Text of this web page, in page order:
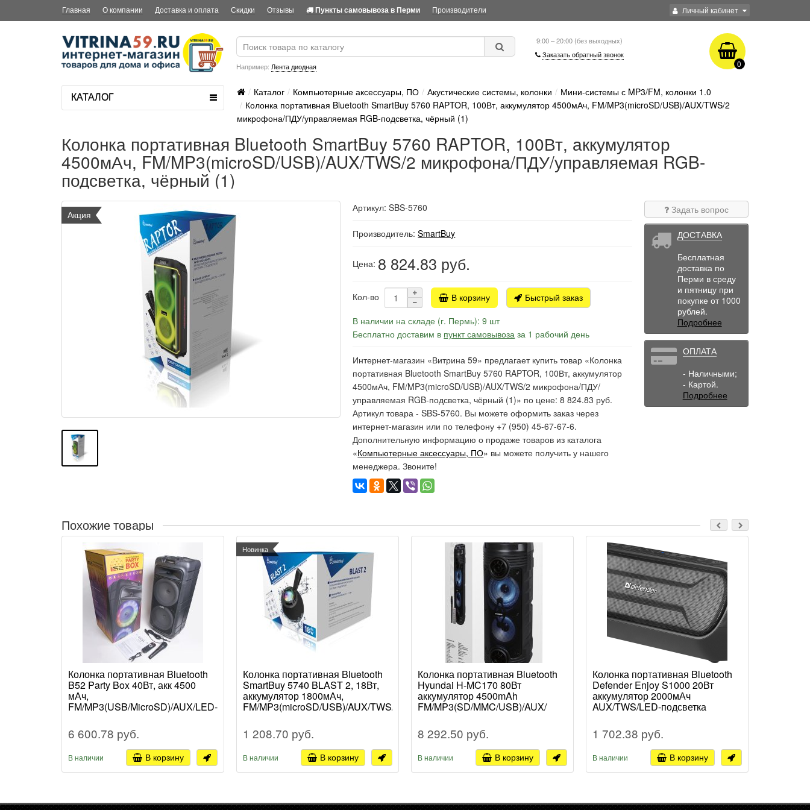
Личный кабинет
Главная О компании Доставка и оплата Скидки Отзывы Пункты самовывоза в Перми Производители
Например: Лента диодная
9:00 – 20:00 (без выходных)
Заказать обратный звонок
0
КАТАЛОГ Каталог Компьютерные аксессуары, ПО Акустические системы, колонки
Мини-системы с MP3/FM, колонки 1.0
Колонка портативная Bluetooth SmartBuy 5760 RAPTOR, 100Вт, аккумулятор 4500мАч, FM/MP3(microSD/USB)/AUX/TWS/2
микрофона/ПДУ/управляемая RGB-подсветка, чёрный (1)
Колонка портативная Bluetooth SmartBuy 5760 RAPTOR, 100Вт, аккумулятор
4500мАч, FM/MP3(microSD/USB)/AUX/TWS/2 микрофона/ПДУ/управляемая RGB-
подсветка, чёрный (1)
Акция
Артикул: SBS-5760
Производитель:SmartBuy
Цена: 8 824.83 руб.
Кол-во В корзину
Быстрый заказ
В наличии на складе (г. Пермь): 9 шт
Бесплатно доставим в пункт самовывоза за 1 рабочий день
Интернет-магазин «Витрина 59» предлагает купить товар «Колонка
портативная Bluetooth SmartBuy 5760 RAPTOR, 100Вт, аккумулятор
4500мАч, FM/MP3(microSD/USB)/AUX/TWS/2 микрофона/ПДУ/
управляемая RGB-подсветка, чёрный (1)» по цене: 8 824.83 руб.
Артикул товара - SBS-5760. Вы можете оформить заказ через
интернет-магазин или по телефону +7 (950) 45-67-67-6.
Дополнительную информацию о продаже товаров из каталога
«Компьютерные аксессуары, ПО» вы можете получить у нашего
менеджера. Звоните!
Задать вопрос
ДОСТАВКА
Бесплатная
доставка по
Перми в среду
и пятницу при
покупке от 1000
рублей.
Подробнее
ОПЛАТА
- Наличными;
- Картой.
Подробнее
Похожие товары
Колонка портативная Bluetooth
B52 Party Box 40Вт, акк 4500
мАч,
FM/MP3(USB/MicroSD)/AUX/LED-
комплекте, черная
6 600.78 руб.
В наличии В корзину
Новинка
Колонка портативная Bluetooth
SmartBuy 5740 BLAST 2, 18Вт,
аккумулятор 1800мАч,
FM/MP3(microSD/USB)/AUX/TWS/RGB-
1 208.70 руб.
В наличии В корзину
Колонка портативная Bluetooth
Hyundai H-MC170 80Вт
аккумулятор 4500mAh
FM/MP3(SD/MMC/USB)/AUX/
подсветка чёрный
8 292.50 руб.
В наличии В корзину
Колонка портативная Bluetooth
Defender Enjoy S1000 20Вт
аккумулятор 2000мАч
AUX/TWS/LED-подсветка
1 702.38 руб.
В наличии В корзину